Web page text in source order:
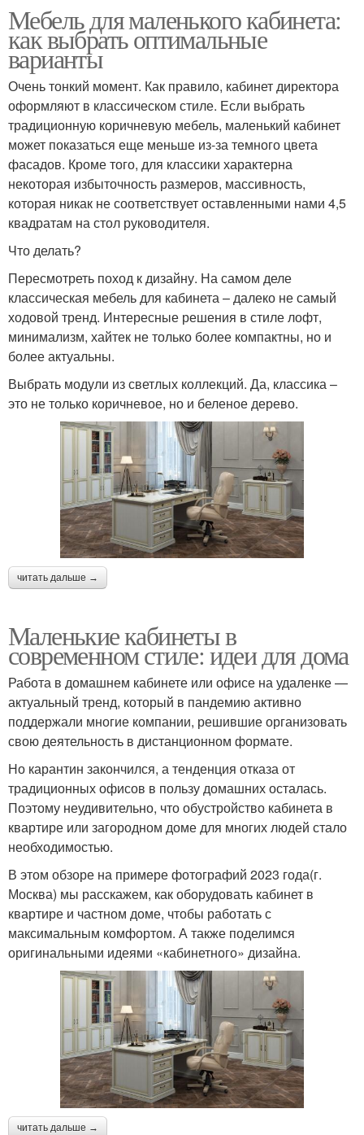
Мебель для маленького кабинета:
как выбрать оптимальные
варианты
Очень тонкий момент. Как правило, кабинет директора
оформляют в классическом стиле. Если выбрать
традиционную коричневую мебель, маленький кабинет
может показаться еще меньше из-за темного цвета
фасадов. Кроме того, для классики характерна
некоторая избыточность размеров, массивность,
которая никак не соответствует оставленными нами 4,5
квадратам на стол руководителя.
Что делать?
Пересмотреть поход к дизайну. На самом деле
классическая мебель для кабинета – далеко не самый
ходовой тренд. Интересные решения в стиле лофт,
минимализм, хайтек не только более компактны, но и
более актуальны.
Выбрать модули из светлых коллекций. Да, классика –
это не только коричневое, но и беленое дерево.
читать дальше →
Маленькие кабинеты в
современном стиле: идеи для дома
Работа в домашнем кабинете или офисе на удаленке —
актуальный тренд, который в пандемию активно
поддержали многие компании, решившие организовать
свою деятельность в дистанционном формате.
Но карантин закончился, а тенденция отказа от
традиционных офисов в пользу домашних осталась.
Поэтому неудивительно, что обустройство кабинета в
квартире или загородном доме для многих людей стало
необходимостью.
В этом обзоре на примере фотографий 2023 года(г.
Москва) мы расскажем, как оборудовать кабинет в
квартире и частном доме, чтобы работать с
максимальным комфортом. А также поделимся
оригинальными идеями «кабинетного» дизайна.
читать дальше →